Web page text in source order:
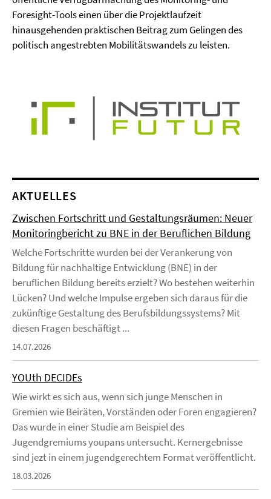
Foresight-Tools einen über die Projektlaufzeit
hinausgehenden praktischen Beitrag zum Gelingen des
politisch angestrebten Mobilitätswandels zu leisten.
AKTUELLES
Zwischen Fortschritt und Gestaltungsräumen: Neuer
Monitoringbericht zu BNE in der Beruflichen Bildung
Welche Fortschritte wurden bei der Verankerung von
Bildung für nachhaltige Entwicklung (BNE) in der
beruflichen Bildung bereits erzielt? Wo bestehen weiterhin
Lücken? Und welche Impulse ergeben sich daraus für die
zukünftige Gestaltung des Berufsbildungssystems? Mit
diesen Fragen beschäftigt ...
14.07.2026
YOUth DECIDEs
Wie wirkt es sich aus, wenn sich junge Menschen in
Gremien wie Beiräten, Vorständen oder Foren engagieren?
Das wurde in einer Studie am Beispiel des
Jugendgremiums youpans untersucht. Kernergebnisse
sind jezt in einem jugendgerechtem Format veröffentlicht.
18.03.2026